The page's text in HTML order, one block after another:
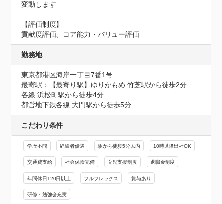
変動します
【評価制度】
貢献度評価、コア能力・バリュー評価
勤務地
東京都港区海岸一丁目7番1号
最寄駅：【最寄り駅】ゆりかもめ 竹芝駅から徒歩2分
各線 浜松町駅から徒歩4分
都営地下鉄各線 大門駅から徒歩5分
こだわり条件
学歴不問 経験者優遇 駅から徒歩5分以内 10時以降出社OK
交通費支給 社会保険完備 育児支援制度 退職金制度
年間休日120日以上 フルフレックス 賞与あり
研修・勉強会充実